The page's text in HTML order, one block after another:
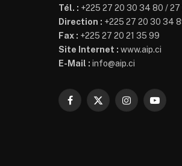
Tél. : +225 27 20 30 34 80 / 27
Direction : +225 27 20 30 34
Fax : +225 27 20 21 35 99
Site Internet : www.aip.ci
E-Mail : info@aip.ci
Facebook
X
Instagram